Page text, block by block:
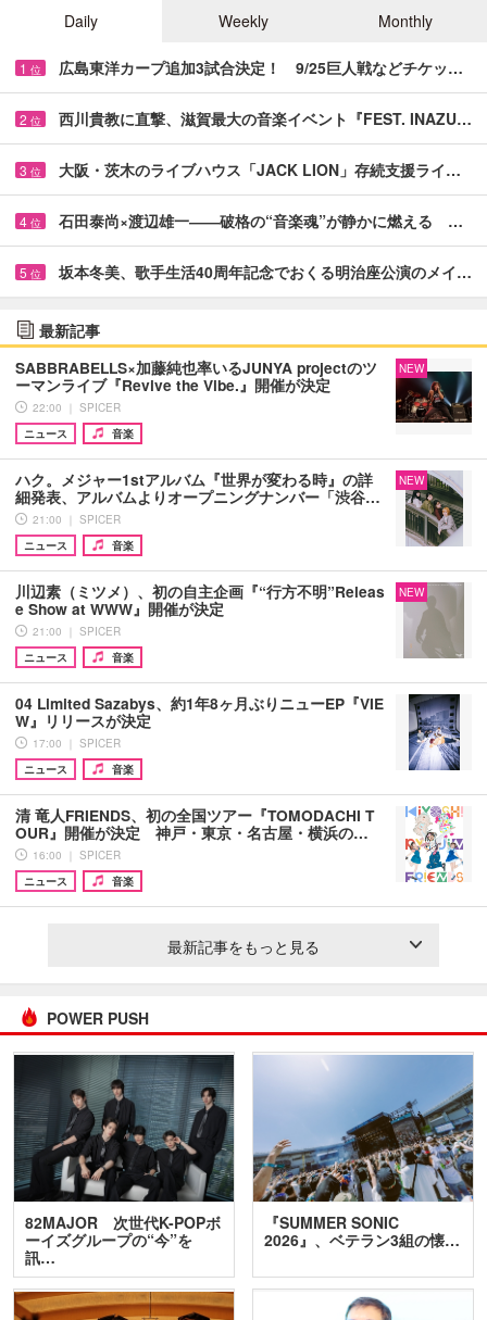
Daily
Weekly Monthly
1 位 広島東洋カープ追加3試合決定！ 9/25巨人戦などチケッ…
2 位 西川貴教に直撃、滋賀最大の音楽イベント『FEST. INAZU…
3 位 大阪・茨木のライブハウス「JACK LION」存続支援ライ…
4 位 石田泰尚×渡辺雄一――破格の“音楽魂”が静かに燃える …
5 位 坂本冬美、歌手生活40周年記念でおくる明治座公演のメイ…
最新記事
SABBRABELLS×加藤純也率いるJUNYA projectのツ
ーマンライブ『Revive the Vibe.』開催が決定
22:00 ｜ SPICER
ニュース
音楽
NEW
ハク。メジャー1stアルバム『世界が変わる時』の詳
細発表、アルバムよりオープニングナンバー「渋谷…
21:00 ｜ SPICER
ニュース
音楽
NEW
川辺素（ミツメ）、初の自主企画『“行方不明”Releas
e Show at WWW』開催が決定
21:00 ｜ SPICER
ニュース
音楽
NEW
04 Limited Sazabys、約1年8ヶ月ぶりニューEP『VIE
W』リリースが決定
17:00 ｜ SPICER
ニュース
音楽
清 竜人FRIENDS、初の全国ツアー『TOMODACHI T
OUR』開催が決定 神戸・東京・名古屋・横浜の…
16:00 ｜ SPICER
ニュース
音楽
最新記事をもっと見る
POWER PUSH
82MAJOR 次世代K-POPボ
ーイズグループの“今”を
訊…
『SUMMER SONIC
2026』、ベテラン3組の懐…